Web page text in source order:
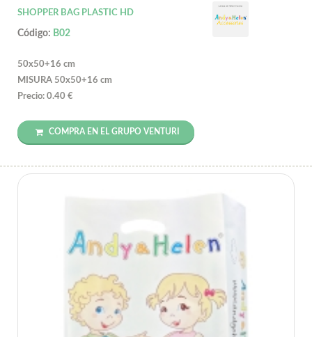
SHOPPER BAG PLASTIC HD
Código: B02
50x50+16 cm
MISURA 50x50+16 cm
Precio: 0.40 €
COMPRA EN EL GRUPO VENTURI